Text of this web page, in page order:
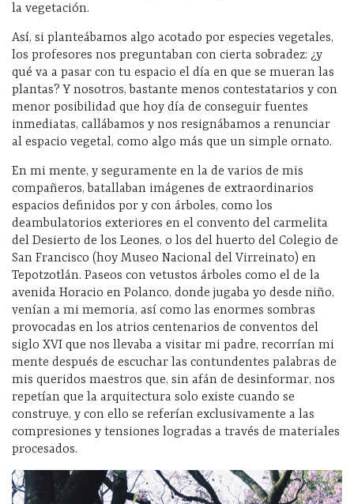
la vegetación.
Así, si planteábamos algo acotado por especies vegetales,
los profesores nos preguntaban con cierta sobradez: ¿y
qué va a pasar con tu espacio el día en que se mueran las
plantas? Y nosotros, bastante menos contestatarios y con
menor posibilidad que hoy día de conseguir fuentes
inmediatas, callábamos y nos resignábamos a renunciar
al espacio vegetal, como algo más que un simple ornato.
En mi mente, y seguramente en la de varios de mis
compañeros, batallaban imágenes de extraordinarios
espacios definidos por y con árboles, como los
deambulatorios exteriores en el convento del carmelita
del Desierto de los Leones, o los del huerto del Colegio de
San Francisco (hoy Museo Nacional del Virreinato) en
Tepotzotlán. Paseos con vetustos árboles como el de la
avenida Horacio en Polanco, donde jugaba yo desde niño,
venían a mi memoria, así como las enormes sombras
provocadas en los atrios centenarios de conventos del
siglo XVI que nos llevaba a visitar mi padre, recorrían mi
mente después de escuchar las contundentes palabras de
mis queridos maestros que, sin afán de desinformar, nos
repetían que la arquitectura solo existe cuando se
construye, y con ello se referían exclusivamente a las
compresiones y tensiones logradas a través de materiales
procesados.